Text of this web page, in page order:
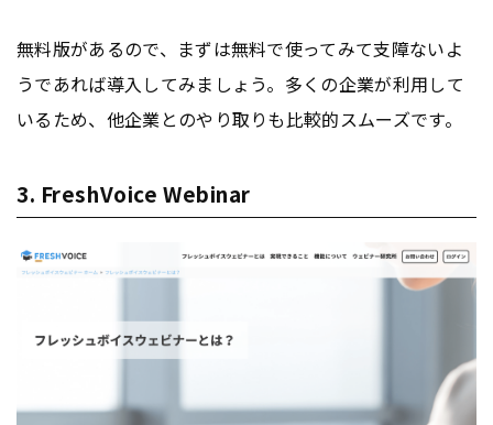
無料版があるので、まずは無料で使ってみて支障ないよ
うであれば導入してみましょう。多くの企業が利用して
いるため、他企業とのやり取りも比較的スムーズです。
3. FreshVoice Webinar